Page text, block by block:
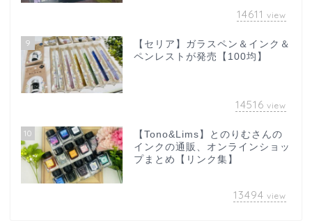
14611 view
9
【セリア】ガラスペン＆インク＆
ペンレストが発売【100均】
14516 view
10
【Tono&Lims】とのりむさんの
インクの通販、オンラインショッ
プまとめ【リンク集】
13494 view